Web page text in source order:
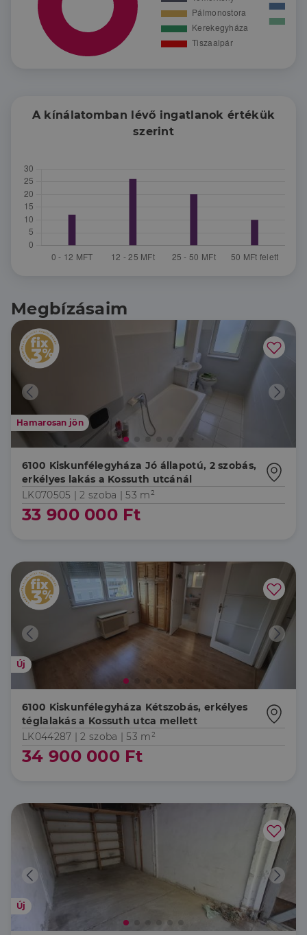
A kínálatomban lévő ingatlanok értékük
szerint
Megbízásaim
Hamarosan jön
6100 Kiskunfélegyháza Jó állapotú, 2 szobás,
erkélyes lakás a Kossuth utcánál
LK070505 |2 szoba | 53 m²
33 900 000 Ft
Új
6100 Kiskunfélegyháza Kétszobás, erkélyes
téglalakás a Kossuth utca mellett
LK044287 |2 szoba | 53 m²
34 900 000 Ft
Új